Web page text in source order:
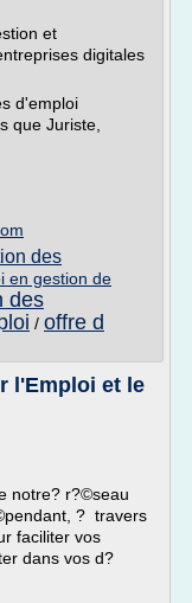
et
digitales
d'emploi
que Juriste,
des
en gestion de
des
/ offre d
l'Emploi et le
notre? r?©seau
? travers
faciliter vos
dans vos d?